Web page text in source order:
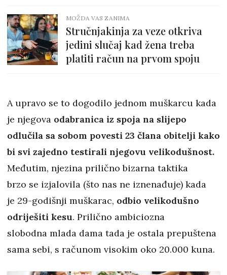
MOŽDA VAS ZANIMA
Stručnjakinja za veze otkriva
jedini slučaj kad žena treba
platiti račun na prvom spoju
A upravo se to dogodilo jednom muškarcu kada
je njegova odabranica iz spoja na slijepo
odlučila sa sobom povesti 23 člana obitelji kako
bi svi zajedno testirali njegovu velikodušnost.
Međutim, njezina prilično bizarna taktika
brzo se izjalovila (što nas ne iznenađuje) kada
je 29-godišnji muškarac, odbio velikodušno
odriješiti kesu. Prilično ambiciozna
slobodna mlada dama tada je ostala prepuštena
sama sebi, s računom visokim oko 20.000 kuna.